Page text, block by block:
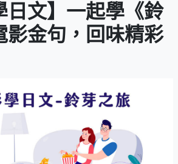
日文】一起學《鈴
影金句，回味精彩